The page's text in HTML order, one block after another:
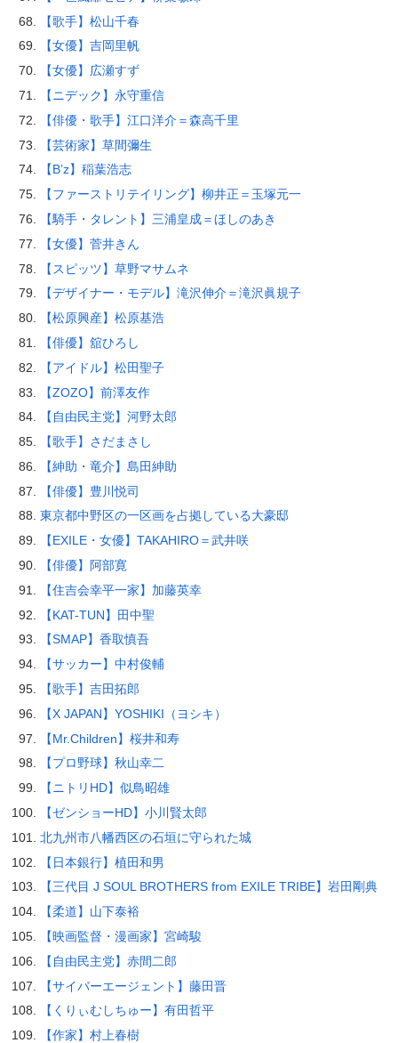
【歌手】松山千春
【女優】吉岡里帆
【女優】広瀬すず
【ニデック】永守重信
【俳優・歌手】江口洋介＝森高千里
【芸術家】草間彌生
【B’z】稲葉浩志
【ファーストリテイリング】柳井正＝玉塚元一
【騎手・タレント】三浦皇成＝ほしのあき
【女優】菅井きん
【スピッツ】草野マサムネ
【デザイナー・モデル】滝沢伸介＝滝沢眞規子
【松原興産】松原基浩
【俳優】舘ひろし
【アイドル】松田聖子
【ZOZO】前澤友作
【自由民主党】河野太郎
【歌手】さだまさし
【紳助・竜介】島田紳助
【俳優】豊川悦司
東京都中野区の一区画を占拠している大豪邸
【EXILE・女優】TAKAHIRO＝武井咲
【俳優】阿部寛
【住吉会幸平一家】加藤英幸
【KAT-TUN】田中聖
【SMAP】香取慎吾
【サッカー】中村俊輔
【歌手】吉田拓郎
【X JAPAN】YOSHIKI（ヨシキ）
【Mr.Children】桜井和寿
【プロ野球】秋山幸二
【ニトリHD】似鳥昭雄
【ゼンショーHD】小川賢太郎
北九州市八幡西区の石垣に守られた城
【日本銀行】植田和男
【三代目 J SOUL BROTHERS from EXILE TRIBE】岩田剛典
【柔道】山下泰裕
【映画監督・漫画家】宮崎駿
【自由民主党】赤間二郎
【サイバーエージェント】藤田晋
【くりぃむしちゅー】有田哲平
【作家】村上春樹